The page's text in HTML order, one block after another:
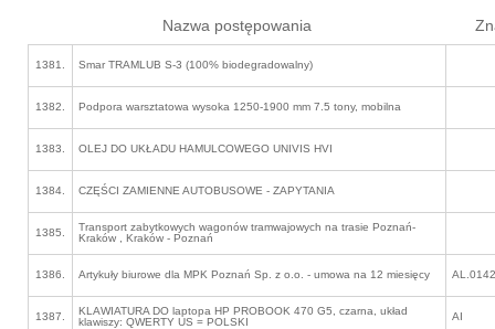
Nazwa postępowania
1381. Smar TRAMLUB S-3 (100% biodegradowalny)
1382. Podpora warsztatowa wysoka 1250-1900 mm 7.5 tony, mobilna
1383. OLEJ DO UKŁADU HAMULCOWEGO UNIVIS HVI
1384. CZĘŚCI ZAMIENNE AUTOBUSOWE - ZAPYTANIA
1385.
Transport zabytkowych wagonów tramwajowych na trasie Poznań-
Kraków , Kraków - Poznań
1386. Artykuły biurowe dla MPK Poznań Sp. z o.o. - umowa na 12 miesięcy
1387.
KLAWIATURA DO laptopa HP PROBOOK 470 G5, czarna, układ
klawiszy: QWERTY US = POLSKI
AI